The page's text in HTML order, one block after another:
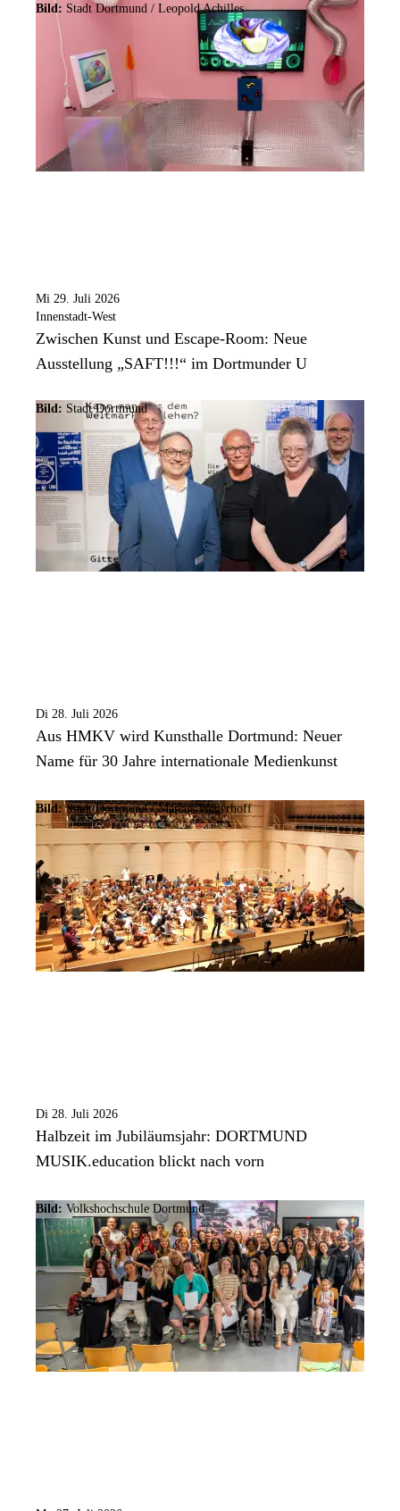
Bild: Stadt Dortmund / Leopold Achilles
Mi 29. Juli 2026
Innenstadt-West
Zwischen Kunst und Escape-Room: Neue
Ausstellung „SAFT!!!“ im Dortmunder U
Bild: Stadt Dortmund
Di 28. Juli 2026
Aus HMKV wird Kunsthalle Dortmund: Neuer
Name für 30 Jahre internationale Medienkunst
Bild: Stadt Dortmund / Marcus Wegerhoff
Di 28. Juli 2026
Halbzeit im Jubiläumsjahr: DORTMUND
MUSIK.education blickt nach vorn
Bild: Volkshochschule Dortmund